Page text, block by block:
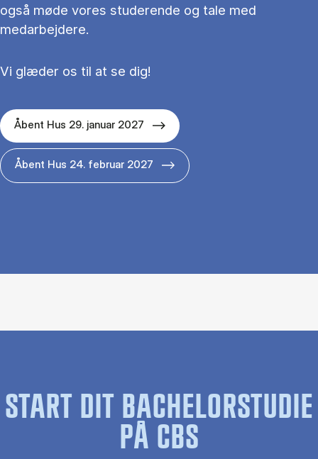
også møde vores studerende og tale med
medarbejdere.
Vi glæder os til at se dig!
Åbent Hus 29. januar 2027
Åbent Hus 24. februar 2027
START DIT BACHELORSTUDIE
PÅ CBS